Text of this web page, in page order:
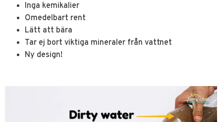
Inga kemikalier
Omedelbart rent
Lätt att bära
Tar ej bort viktiga mineraler från vattnet
Ny design!